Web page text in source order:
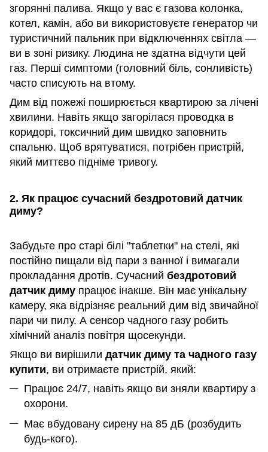
згорянні палива. Якщо у вас є газова колонка,
котел, камін, або ви використовуєте генератор чи
туристичний пальник при відключеннях світла —
ви в зоні ризику. Людина не здатна відчути цей
газ. Перші симптоми (головний біль, сонливість)
часто списують на втому.
Дим від пожежі поширюється квартирою за лічені
хвилини. Навіть якщо загорілася проводка в
коридорі, токсичний дим швидко заповнить
спальню. Щоб врятуватися, потрібен пристрій,
який миттєво підніме тривогу.
2. Як працює сучасний бездротовий датчик
диму?
Забудьте про старі білі "таблетки" на стелі, які
постійно пищали від пари з ванної і вимагали
прокладання дротів. Сучасний бездротовий
датчик диму працює інакше. Він має унікальну
камеру, яка відрізняє реальний дим від звичайної
пари чи пилу. А сенсор чадного газу робить
хімічний аналіз повітря щосекунди.
Якщо ви вирішили датчик диму та чадного газу
купити, ви отримаєте пристрій, який:
Працює 24/7, навіть якщо ви зняли квартиру з
охорони.
Має вбудовану сирену на 85 дБ (розбудить
будь-кого).